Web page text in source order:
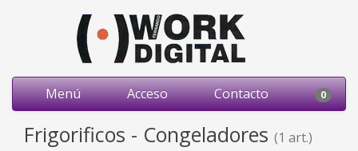
Menú Acceso Contacto 0
Frigorificos - Congeladores (1 art.)